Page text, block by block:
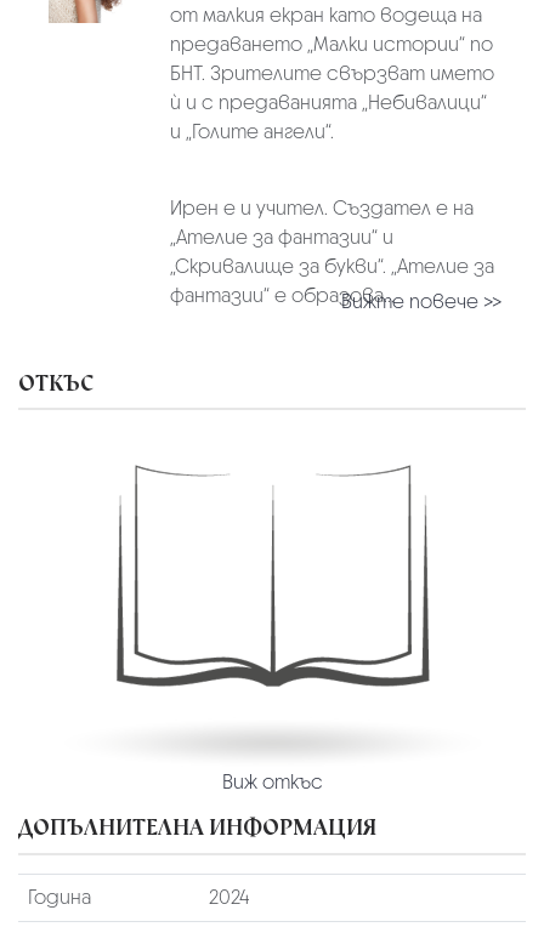
от малкия екран като водеща на
предаването „Малки истории“ по
БНТ. Зрителите свързват името
ѝ и с предаванията „Небивалици“
и „Голите ангели“.
Ирен е и учител. Създател е на
„Ателие за фантазии“ и
„Скривалище за букви“. „Ателие за
фантазии“ е образова...Вижте повече >>
ОТКЪС
Виж откъс
ДОПЪЛНИТЕЛНА ИНФОРМАЦИЯ
Година
2024